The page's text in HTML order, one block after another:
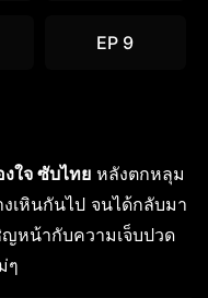
EP 9
ใจ ซับไทย หลังตกหลุม
เหินกันไป จนได้กลับมา
หน้ากับความเจ็บปวด
ๆ